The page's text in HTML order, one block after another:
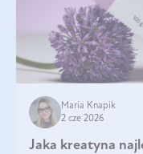
Maria Knapik
2 cze 2026
Jaka kreatyna